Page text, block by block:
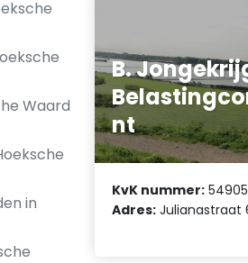
Waard
in
B.
nt
KvK nummer:
Adres: Julianastraat